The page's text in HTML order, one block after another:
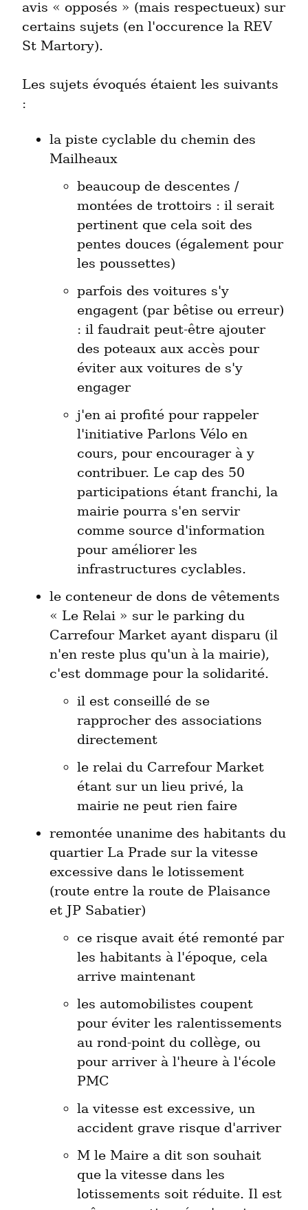
avis « opposés » (mais respectueux) sur
certains sujets (en l'occurence la REV
St Martory).
Les sujets évoqués étaient les suivants
:
la piste cyclable du chemin des
beaucoup de descentes /
montées de trottoirs : il serait
pertinent que cela soit des
pentes douces (également pour
les poussettes)
parfois des voitures s'y
engagent (par bêtise ou erreur)
: il faudrait peut-être ajouter
des poteaux aux accès pour
éviter aux voitures de s'y
engager
j'en ai profité pour rappeler
l'initiative Parlons Vélo en
cours, pour encourager à y
contribuer. Le cap des 50
participations étant franchi, la
mairie pourra s'en servir
comme source d'information
pour améliorer les
infrastructures cyclables.
le conteneur de dons de vêtements
« Le Relai » sur le parking du
Carrefour Market ayant disparu (il
n'en reste plus qu'un à la mairie),
il est conseillé de se
rapprocher des associations
directement
le relai du Carrefour Market
étant sur un lieu privé, la
mairie ne peut rien faire
remontée unanime des habitants du
quartier La Prade sur la vitesse
excessive dans le lotissement
(route entre la route de Plaisance
ce risque avait été remonté par
les habitants à l'époque, cela
arrive maintenant
les automobilistes coupent
pour éviter les ralentissements
au rond-point du collège, ou
pour arriver à l'heure à l'école
PMC
la vitesse est excessive, un
accident grave risque d'arriver
M le Maire a dit son souhait
que la vitesse dans les
lotissements soit réduite. Il est